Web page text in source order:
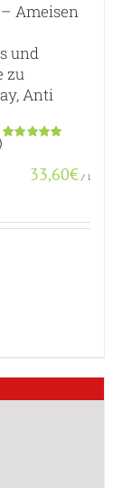
Ameisen
und
zu
Anti
von 5,
basierend33,60€ / l